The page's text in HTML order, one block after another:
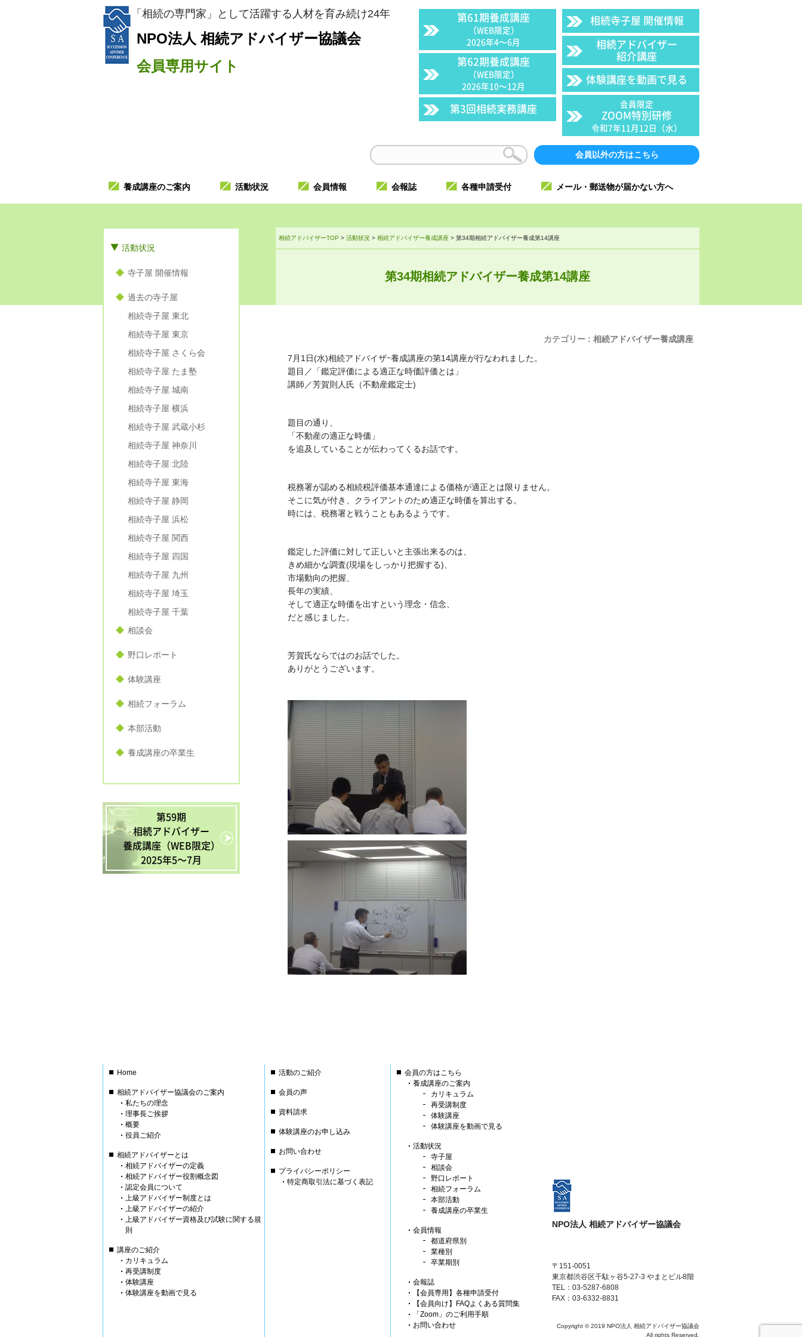
「相続の専門家」として活躍する人材を育み続け24年
NPO法人 相続アドバイザー協議会
会員専用サイト
第61期養成講座
（WEB限定）
2026年4〜6月
第62期養成講座
（WEB限定）
2026年10〜12月
第3回相続実務講座
相続寺子屋 開催情報
相続アドバイザー
紹介講座
体験講座を動画で見る
会員限定
ZOOM特別研修
令和7年11月12日（水）
会員以外の方はこちら
養成講座のご案内 活動状況 会員情報 会報誌 各種申請受付 メール・郵送物が届かない方へ
相続アドバイザーTOP > 活動状況 > 相続アドバイザー養成講座 > 第34期相続アドバイザー養成第14講座
第34期相続アドバイザー養成第14講座
カテゴリー : 相続アドバイザー養成講座
7月1日(水)相続アドバイザｰ養成講座の第14講座が行なわれました。
題目／「鑑定評価による適正な時価評価とは」
講師／芳賀則人氏（不動産鑑定士)
題目の通り、
「不動産の適正な時価」
を追及していることが伝わってくるお話です。
税務署が認める相続税評価基本通達による価格が適正とは限りません。
そこに気が付き、クライアントのため適正な時価を算出する。
時には、税務署と戦うこともあるようです。
鑑定した評価に対して正しいと主張出来るのは、
きめ細かな調査(現場をしっかり把握する)、
市場動向の把握、
長年の実績、
そして適正な時価を出すという理念・信念、
だと感じました。
芳賀氏ならではのお話でした。
ありがとうございます。
活動状況
寺子屋 開催情報
過去の寺子屋
相続寺子屋 東北
相続寺子屋 東京
相続寺子屋 さくら会
相続寺子屋 たま塾
相続寺子屋 城南
相続寺子屋 横浜
相続寺子屋 武蔵小杉
相続寺子屋 神奈川
相続寺子屋 北陸
相続寺子屋 東海
相続寺子屋 静岡
相続寺子屋 浜松
相続寺子屋 関西
相続寺子屋 四国
相続寺子屋 九州
相続寺子屋 埼玉
相続寺子屋 千葉
相談会
野口レポート
体験講座
相続フォーラム
本部活動
養成講座の卒業生
第59期
相続アドバイザー
養成講座（WEB限定）
2025年5〜7月
Home
相続アドバイザー協議会のご案内
私たちの理念
理事長ご挨拶
概要
役員ご紹介
相続アドバイザーとは
相続アドバイザーの定義
相続アドバイザー役割概念図
認定会員について
上級アドバイザー制度とは
上級アドバイザーの紹介
上級アドバイザー資格及び試験に関する規
則
講座のご紹介
カリキュラム
再受講制度
体験講座
体験講座を動画で見る
活動のご紹介
会員の声
資料請求
体験講座のお申し込み
お問い合わせ
プライバシーポリシー
特定商取引法に基づく表記
会員の方はこちら
養成講座のご案内
カリキュラム
再受講制度
体験講座
体験講座を動画で見る
活動状況
寺子屋
相談会
野口レポート
相続フォーラム
本部活動
養成講座の卒業生
会員情報
都道府県別
業種別
卒業期別
会報誌
【会員専用】各種申請受付
【会員向け】FAQよくある質問集
「Zoom」のご利用手順
お問い合わせ
NPO法人 相続アドバイザー協議会
〒151-0051
東京都渋谷区千駄ヶ谷5-27-3 やまとビル8階
TEL：03-5287-6808
FAX：03-6332-8831
Copyright © 2019 NPO法人 相続アドバイザー協議会
All rights Reserved.